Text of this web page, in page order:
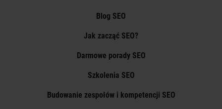
Blog SEO
Jak zacząć SEO?
Darmowe porady SEO
Szkolenia SEO
Budowanie zespołów i kompetencji SEO